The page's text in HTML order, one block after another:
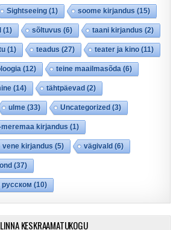
Sightseeing (1) soome kirjandus (15)
(1) sõltuvus (6) taani kirjandus (2)
(1) teadus (27) teater ja kino (11)
(12) teine maailmasõda (6)
(14) tähtpäevad (2)
ulme (33) Uncategorized (3)
meremaa kirjandus (1)
vene kirjandus (5) vägivald (6)
(37)
русском (10)
KESKRAAMATUKOGU